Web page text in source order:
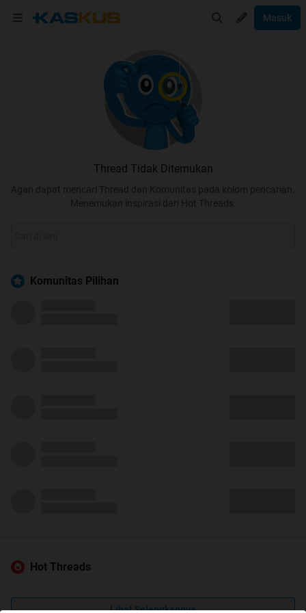
Masuk
Thread Tidak Ditemukan
Agan dapat mencari Thread dan Komunitas pada kolom pencarian.
Menemukan inspirasi dari Hot Threads.
Komunitas Pilihan
Hot Threads
Lihat Selengkapnya